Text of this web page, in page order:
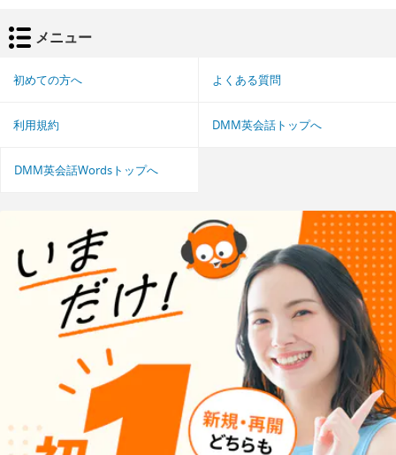
メニュー
初めての方へ よくある質問
利用規約 DMM英会話トップへ
DMM英会話Wordsトップへ